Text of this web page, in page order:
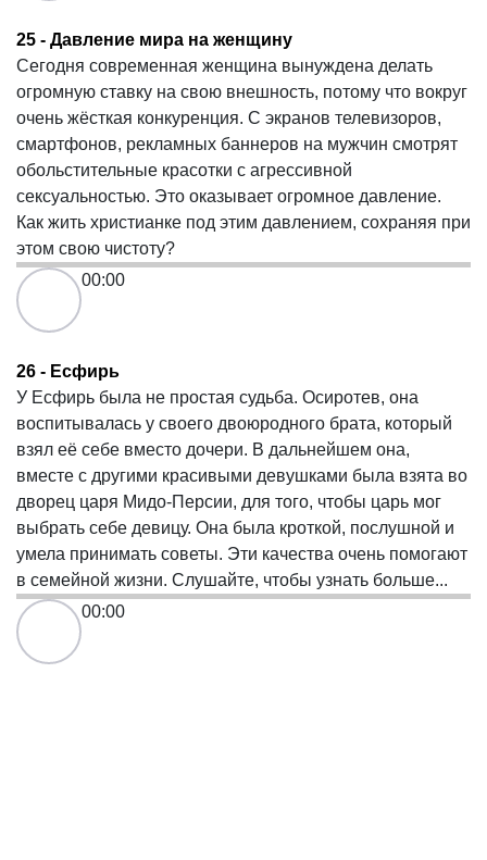
25 - Давление мира на женщину
Сегодня современная женщина вынуждена делать
огромную ставку на свою внешность, потому что вокруг
очень жёсткая конкуренция. С экранов телевизоров,
смартфонов, рекламных баннеров на мужчин смотрят
обольстительные красотки с агрессивной
сексуальностью. Это оказывает огромное давление.
Как жить христианке под этим давлением, сохраняя при
этом свою чистоту?
00:00
26 - Есфирь
У Есфирь была не простая судьба. Осиротев, она
воспитывалась у своего двоюродного брата, который
взял её себе вместо дочери. В дальнейшем она,
вместе с другими красивыми девушками была взята во
дворец царя Мидо-Персии, для того, чтобы царь мог
выбрать себе девицу. Она была кроткой, послушной и
умела принимать советы. Эти качества очень помогают
в семейной жизни. Слушайте, чтобы узнать больше...
00:00